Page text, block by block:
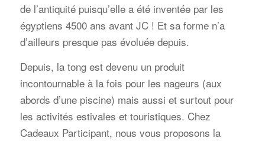
de l’antiquité puisqu’elle a été inventée par les
égyptiens 4500 ans avant JC ! Et sa forme n’a
d’ailleurs presque pas évoluée depuis.
Depuis, la tong est devenu un produit
incontournable à la fois pour les nageurs (aux
abords d’une piscine) mais aussi et surtout pour
les activités estivales et touristiques. Chez
Cadeaux Participant, nous vous proposons la